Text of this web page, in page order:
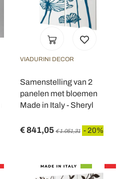
VIADURINI DECOR
Samenstelling van 2
panelen met bloemen
Made in Italy - Sheryl
€ 841,05 € 1.051,31 - 20%